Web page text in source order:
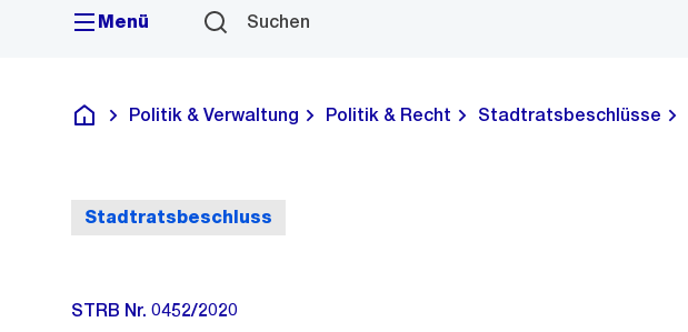
Menü Suchen
Deutsch
Politik & Verwaltung Politik & Recht Stadtratsbeschlüsse
Stadtratsbeschluss
STRB Nr. 0452/2020